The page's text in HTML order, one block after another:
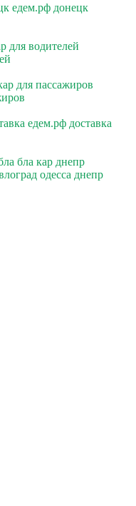
едем.рф донецк
для водителей
для пассажиров
едем.рф доставка
бла кар днепр
одесса днепр